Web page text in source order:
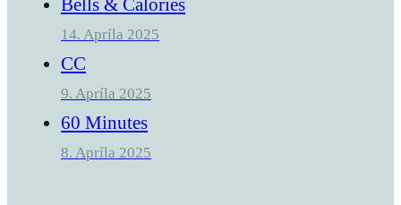
14. Apríla 2025
CC
9. Apríla 2025
60 Minutes
8. Apríla 2025